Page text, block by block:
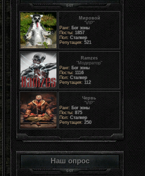
Мировой
"VIP"
Ранг: Бог зоны
Посты: 1857
Пол: Сталкер
Репутация: 521
Ramzes
"Модератор"
Ранг: Бог зоны
Посты: 1116
Пол: Сталкер
Репутация: 112
Червь
"VIP"
Ранг: Бог зоны
Посты: 875
Пол: Сталкер
Репутация: 250
Наш опрос